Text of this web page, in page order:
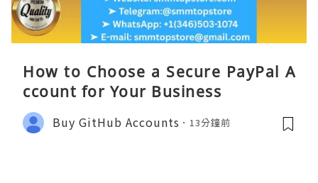
How to Choose a Secure PayPal A
ccount for Your Business
Buy GitHub Accounts 13分鐘前